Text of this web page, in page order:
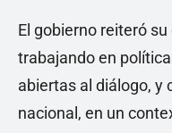
El gobierno reiteró
trabajando en
abiertas al diálogo, y
nacional, en un